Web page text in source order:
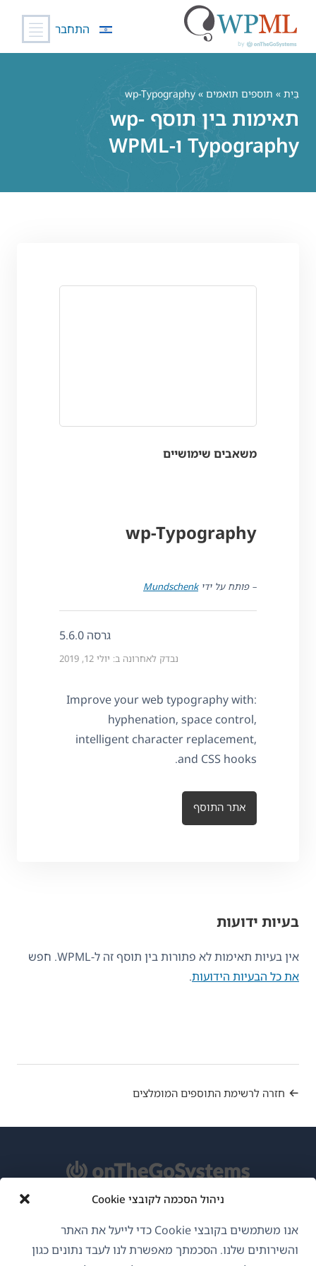
ניהול הסכמה לקובצי Cookie
אנו משתמשים בקובצי Cookie כדי לייעל את האתר
והשירותים שלנו. הסכמתך מאפשרת לנו לעבד נתונים כגון
התחבר
בַּיִת » תוספים תואמים » wp-Typography
תאימות בין תוסף wp-
Typography ו-WPML
משאבים שימושיים
wp-Typography
– פותח על ידיMundschenk
גרסה 5.6.0
נבדק לאחרונה ב: יולי 12, 2019
Improve your web typography with:
hyphenation, space control,
intelligent character replacement,
and CSS hooks.
אתר התוסף
בעיות ידועות
אין בעיות תאימות לא פתורות בין תוסף זה ל-WPML. חפש
את כל הבעיות הידועות.
חזרה לרשימת התוספים המומלצים
GDPR ומדיניות פרטיות